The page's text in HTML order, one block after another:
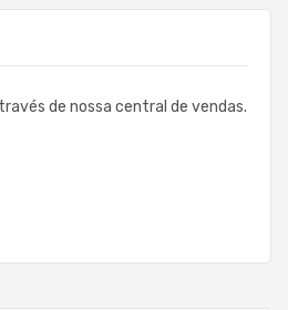
de nossa central de vendas.